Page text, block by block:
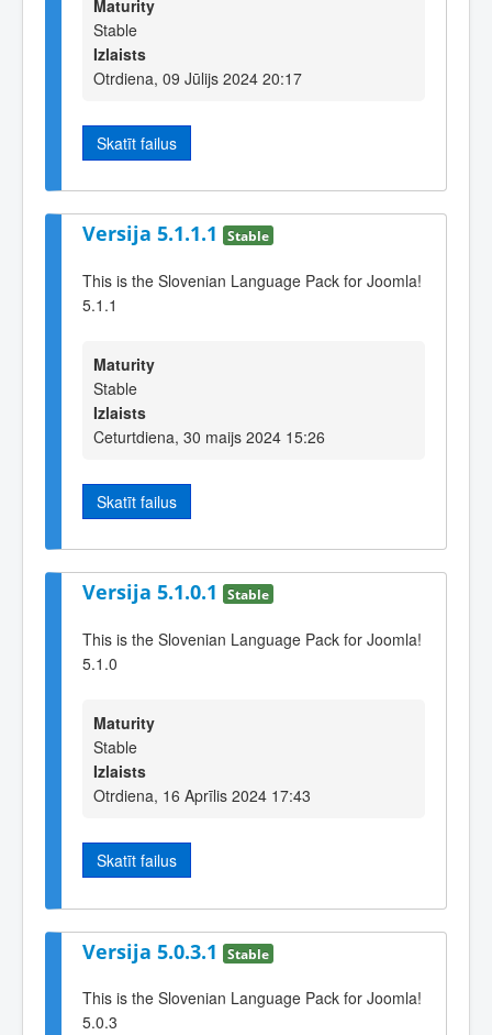
Maturity
Stable
Izlaists
Otrdiena, 09 Jūlijs 2024 20:17
Skatīt failus
Versija 5.1.1.1 Stable
This is the Slovenian Language Pack for Joomla!
5.1.1
Maturity
Stable
Izlaists
Ceturtdiena, 30 maijs 2024 15:26
Skatīt failus
Versija 5.1.0.1 Stable
This is the Slovenian Language Pack for Joomla!
5.1.0
Maturity
Stable
Izlaists
Otrdiena, 16 Aprīlis 2024 17:43
Skatīt failus
Versija 5.0.3.1 Stable
This is the Slovenian Language Pack for Joomla!
5.0.3